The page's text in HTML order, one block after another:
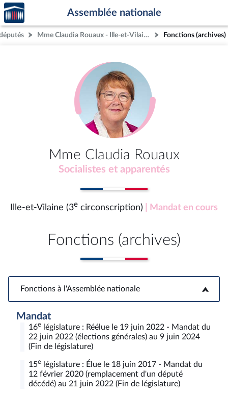
Aller au contenu
Aller en bas de la page
Accèder
à la
page
d'accueil
Assemblée nationale
Mme Claudia Rouaux - Ille-et-Vilaine (3e circonscription) Fonctions (archives)
Mme Claudia Rouaux
Socialistes et apparentés
Ille-et-Vilaine (3e circonscription) | Mandat en cours
Fonctions (archives)
Fonctions à l'Assemblée nationale
Fonctions à l'Assemblée nationale
Mandat
16e législature : Réélue le 19 juin 2022 - Mandat du
22 juin 2022 (élections générales) au 9 juin 2024
(Fin de législature)
15e législature : Élue le 18 juin 2017 - Mandat du
12 février 2020 (remplacement d'un député
décédé) au 21 juin 2022 (Fin de législature)